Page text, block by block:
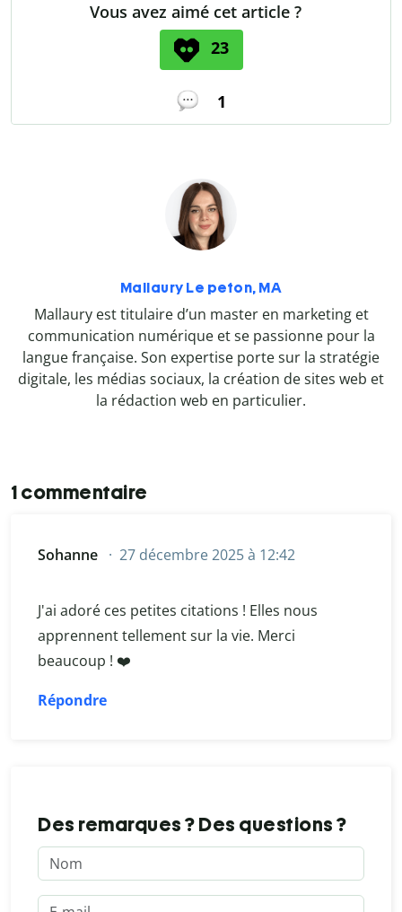
Vous avez aimé cet article ?
23
1
Mallaury Le peton, MA
Mallaury est titulaire d’un master en marketing et
communication numérique et se passionne pour la
langue française. Son expertise porte sur la stratégie
digitale, les médias sociaux, la création de sites web et
la rédaction web en particulier.
1 commentaire
Sohanne 27 décembre 2025 à 12:42
J'ai adoré ces petites citations ! Elles nous
apprennent tellement sur la vie. Merci
beaucoup ! ❤️
Répondre
Des remarques ? Des questions ?